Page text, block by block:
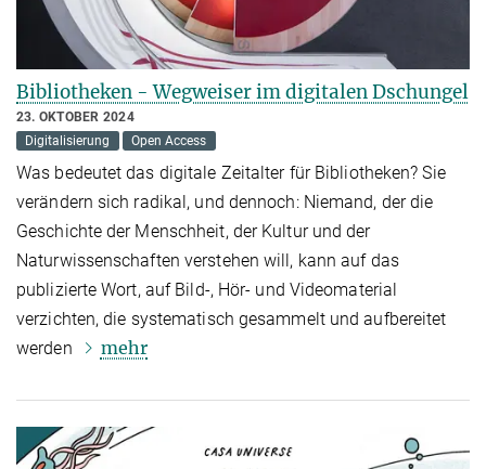
Bibliotheken - Wegweiser im digitalen Dschungel
23. OKTOBER 2024
Digitalisierung
Open Access
Was bedeutet das digitale Zeitalter für Bibliotheken? Sie
verändern sich radikal, und dennoch: Niemand, der die
Geschichte der Menschheit, der Kultur und der
Naturwissenschaften verstehen will, kann auf das
publizierte Wort, auf Bild-, Hör- und Videomaterial
verzichten, die systematisch gesammelt und aufbereitet
werden
mehr